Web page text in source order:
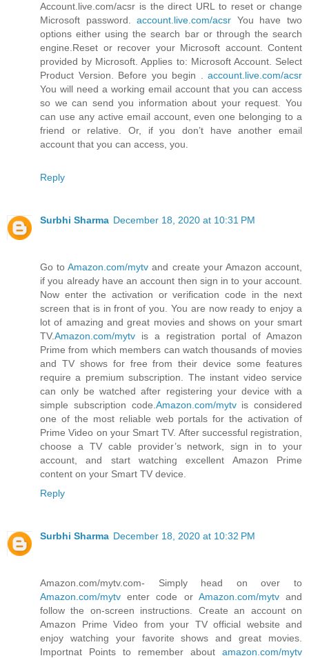
Account.live.com/acsr is the direct URL to reset or change
Microsoft password.account.live.com/acsr You have two
options either using the search bar or through the search
engine.Reset or recover your Microsoft account. Content
provided by Microsoft. Applies to: Microsoft Account. Select
Product Version. Before you begin . account.live.com/acsr
You will need a working email account that you can access
so we can send you information about your request. You
can use any active email account, even one belonging to a
friend or relative. Or, if you don’t have another email
account that you can access, you.
Reply
Surbhi Sharma December 18, 2020 at 10:31 PM
Go toAmazon.com/mytv and create your Amazon account,
if you already have an account then sign in to your account.
Now enter the activation or verification code in the next
screen that is in front of you. You are now ready to enjoy a
lot of amazing and great movies and shows on your smart
TV.Amazon.com/mytv is a registration portal of Amazon
Prime from which members can watch thousands of movies
and TV shows for free from their device some features
require a premium subscription. The instant video service
can only be watched after registering your device with a
simple subscription code. Amazon.com/mytvis considered
one of the most reliable web portals for the activation of
Prime Video on your Smart TV. After successful registration,
choose a TV cable provider’s network, sign in to your
account, and start watching excellent Amazon Prime
content on your Smart TV device.
Reply
Surbhi Sharma December 18, 2020 at 10:32 PM
Amazon.com/mytv.com- Simply head on over to
Amazon.com/mytv enter code or Amazon.com/mytvand
follow the on-screen instructions. Create an account on
Amazon Prime Video from your TV official website and
enjoy watching your favorite shows and great movies.
Importnat Points to remember about amazon.com/mytv